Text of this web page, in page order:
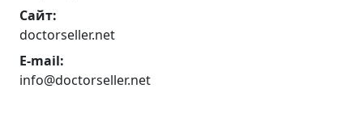
Сайт:
doctorseller.net
E-mail:
info@doctorseller.net